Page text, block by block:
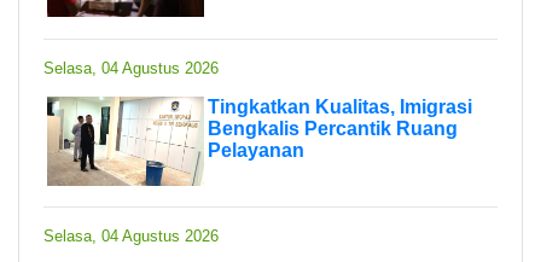
Selasa, 04 Agustus 2026
Tingkatkan Kualitas, Imigrasi
Bengkalis Percantik Ruang
Pelayanan
Selasa, 04 Agustus 2026